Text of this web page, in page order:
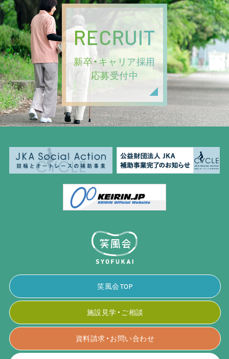
RECRUIT
新卒・キャリア採用
応募受付中
笑風会TOP
施設見学・ご相談
資料請求・お問い合わせ